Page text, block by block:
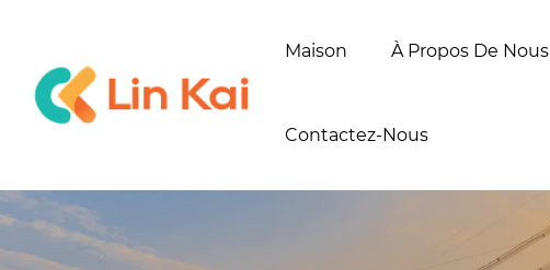
Maison À Propos De Nous
Contactez-Nous